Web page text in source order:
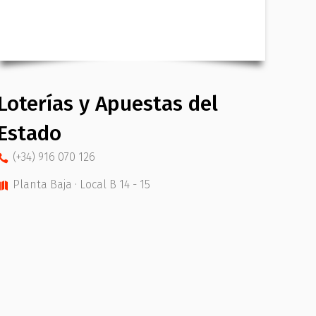
y Apuestas del
(+34) 916 070 126
Planta Baja · Local B 14 - 15